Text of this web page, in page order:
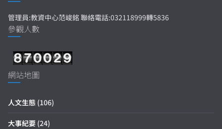
管理員:教資中心范峻銘 聯絡電話:032118999轉5836
參觀人數
網站地圖
人文生態 (106)
大事紀要 (24)